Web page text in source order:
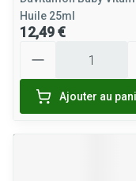
Huile 25ml
12,49 €
Ajouter au